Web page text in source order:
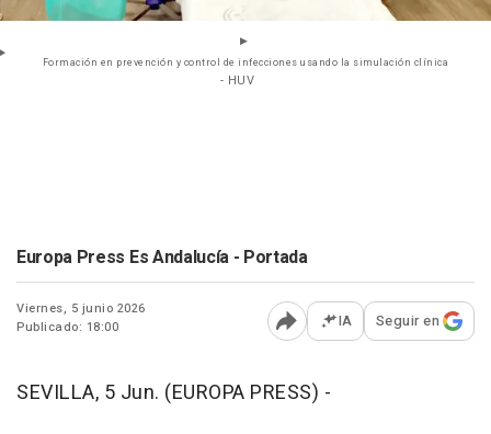
Formación en prevención y control de infecciones usando la simulación clínica
- HUV
Europa Press Es Andalucía - Portada
Viernes, 5 junio 2026
Publicado: 18:00
Abrir opciones para
IA Seguir en
SEVILLA, 5 Jun. (EUROPA PRESS) -